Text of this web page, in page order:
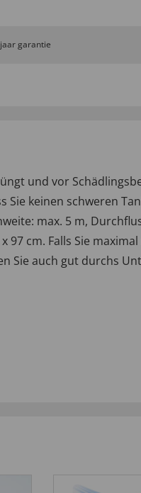
garantie
und vor
Sie keinen schweren
max. 5 m,
97 cm. Falls Sie
Sie auch gut durchs